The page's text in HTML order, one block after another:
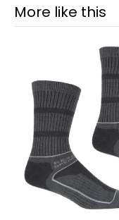
More like this